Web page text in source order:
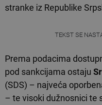
stranke iz Republike
TEKST SE
Prema podacima
pod sankcijama ostaju
(SDS) – najveća
– te visoki dužnosnici te